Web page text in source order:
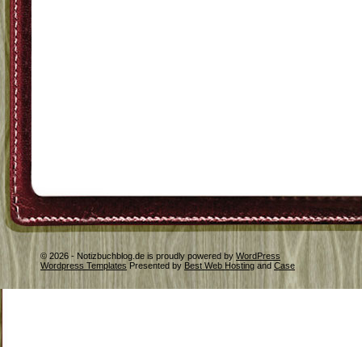
© 2026 - Notizbuchblog.de is proudly powered by WordPress
Wordpress Templates Presented by Best Web Hosting and Case